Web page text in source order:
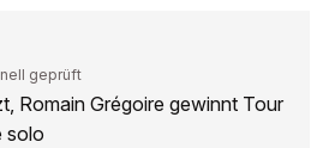
geprüft
Romain Grégoire gewinnt Tour
solo